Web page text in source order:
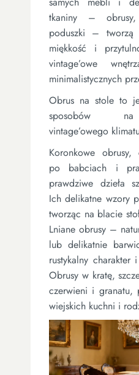
tkaniny – obrusy,
poduszki – tworzą
miękkość i
vintage’owe
minimalistycznych
Obrus na stole to
sposobów na
vintage’owego
Koronkowe obrusy,
po babciach i
prawdziwe dzieła
Ich delikatne wzory
tworząc na blacie
Lniane obrusy –
lub delikatnie
rustykalny charakter
Obrusy w kratę,
czerwieni i granatu,
wiejskich kuchni i